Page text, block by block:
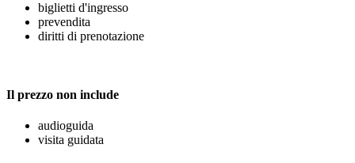
biglietti d'ingresso
prevendita
diritti di prenotazione
Il prezzo non include
audioguida
visita guidata